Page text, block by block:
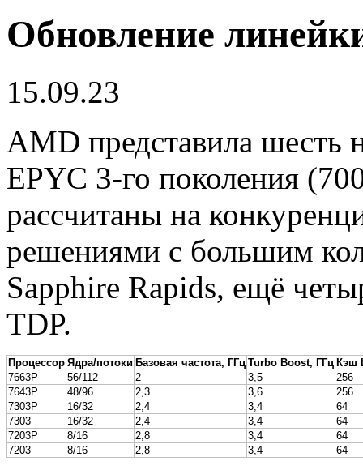
Обновление
15.09.23
AMD представила шесть
EPYC 3-го поколения
рассчитаны на
решениями с большим
Sapphire Rapids, ещё
TDP.
Процессор Ядра/потоки Базовая частота, ГГц Turbo Boost, ГГц Кэш
7663P
56/112 2 3,5
256
7643P
48/96 2,3 3,6
256
7303P
16/32 2,4 3,4
64
7303
16/32 2,4 3,4
64
7203P
8/16 2,8 3,4
64
7203
8/16 2,8 3,4 64